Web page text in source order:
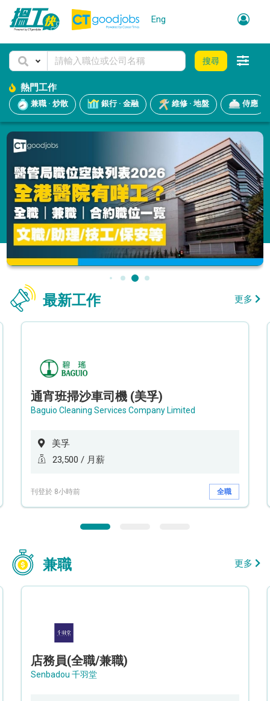
Eng
搜尋
熱門工作
兼職 · 炒散 銀行 · 金融 維修 · 地盤 侍應
最新工作 更多
通宵班掃沙車司機 (美孚)
Baguio Cleaning Services Company Limited
美孚
23,500 / 月薪
刊登於 8小時前 全職
兼職 更多
店務員(全職/兼職)
Senbadou 千羽堂